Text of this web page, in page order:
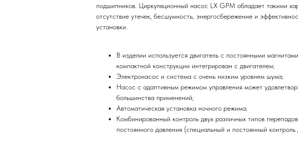
подшипников. Циркуляционный насос LX GPM обладает такими
отсутствие утечек, бесшумность, энергосбережение и
установки.
В изделии используется двигатель с постоянными
компактной конструкции интегрирован с двигателем;
Электронасос и система с очень низким уровнем шума;
Насос с адаптивным режимом управления может
большинства применений;
Автоматическая установка ночного режима;
Комбинированный контроль двух различных типов
постоянного давления (специальный и постоянный контроль